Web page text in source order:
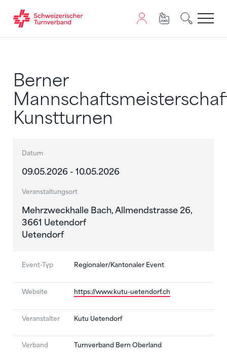
Berner
Kunstturnen
Datum
09.05.2026 - 10.05.2026
Veranstaltungsort
Mehrzweckhalle Bach, Allmendstrasse 26,
3661 Uetendorf
Uetendorf
Event-Typ Regionaler/Kantonaler Event
Website https://www.kutu-uetendorf.ch
Veranstalter Kutu Uetendorf
Verband Turnverband Bern Oberland